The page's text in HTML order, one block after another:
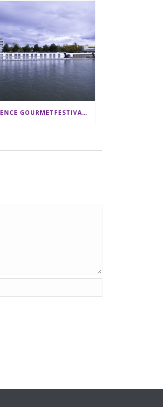
EXCELLENCE GOURMETFESTIVAL ´25: ZWEI STERNEKÖCHE ANTONIO GUIDA & DARIO MORESCO VERWÖHNEN IHRE GÄSTE AUF EINER LUXERIÖSEN SCHIFFSREISE